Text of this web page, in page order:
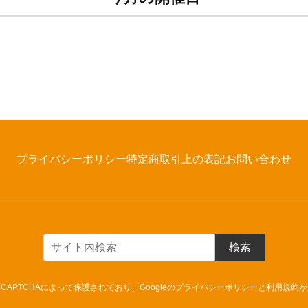
プライバシーポリシー特定商取引上の表記お問い合わせ
検索
によって保護されており、Googleのプライバシーポリシー と利用規約が